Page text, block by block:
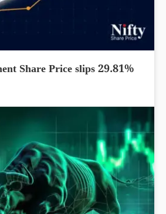
Share Price slips 29.81%